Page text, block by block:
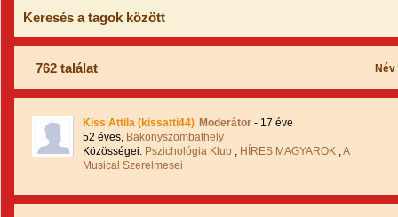
Keresés a tagok között
762 találat Név
Kiss Attila (kissatti44) Moderátor - 17 éve
52 éves, Bakonyszombathely
Közösségei: Pszichológia Klub , HÍRES MAGYAROK ,A
Musical Szerelmesei